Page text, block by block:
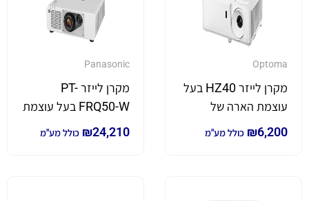
Optoma
מקרן לייזר HZ40 בעל
עוצמת הארה של
4,000 לומן₪6,200 כולל מע"מ
Panasonic
מקרן לייזר PT-
FRQ50-W בעל עוצמת
₪24,210 כולל מע"מ